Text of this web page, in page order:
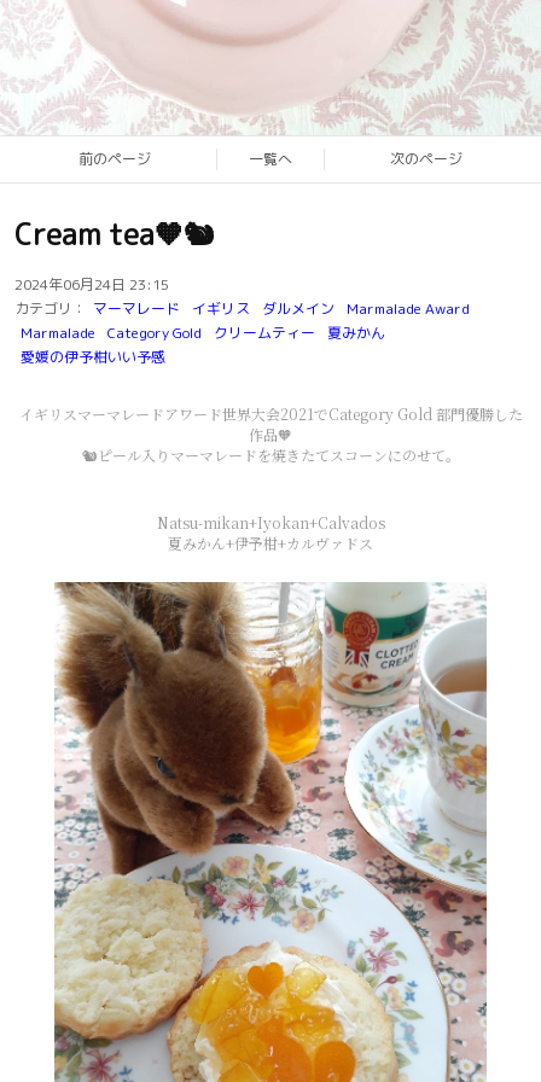
前のページ 一覧へ 次のページ
Cream tea🧡🐿
2024年06月24日 23:15
カテゴリ：
マーマレード イギリス ダルメイン
Marmalade Award
Marmalade
Category Gold クリームティー
夏みかん
愛媛の伊予柑いい予感
イギリスマーマレードアワード世界大会2021でCategory Gold 部門優勝した
作品🧡
🐿ピール入りマーマレードを焼きたてスコーンにのせて。
Natsu-mikan+Iyokan+Calvados
夏みかん+伊予柑+カルヴァドス